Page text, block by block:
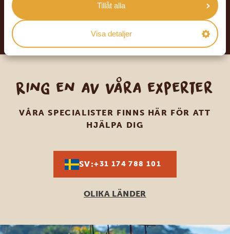
Tillåt alla
Visa detaljer
Ring en av våra experter
VÅRA SPECIALISTER FINNS HÄR FÖR ATT
HJÄLPA DIG
SV:+31 174 788 101
OLIKA LÄNDER